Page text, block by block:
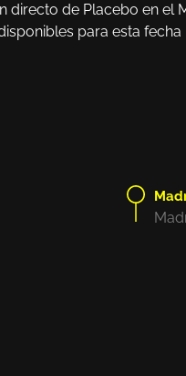
de Placebo en el
para esta fecha